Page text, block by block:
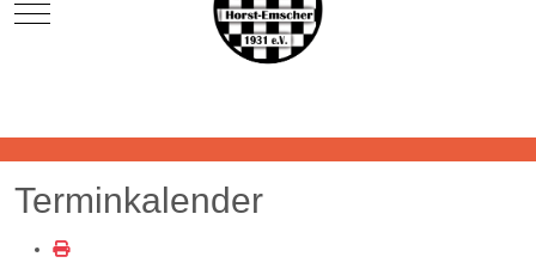
Mobile Menu Toggle
Terminkalender